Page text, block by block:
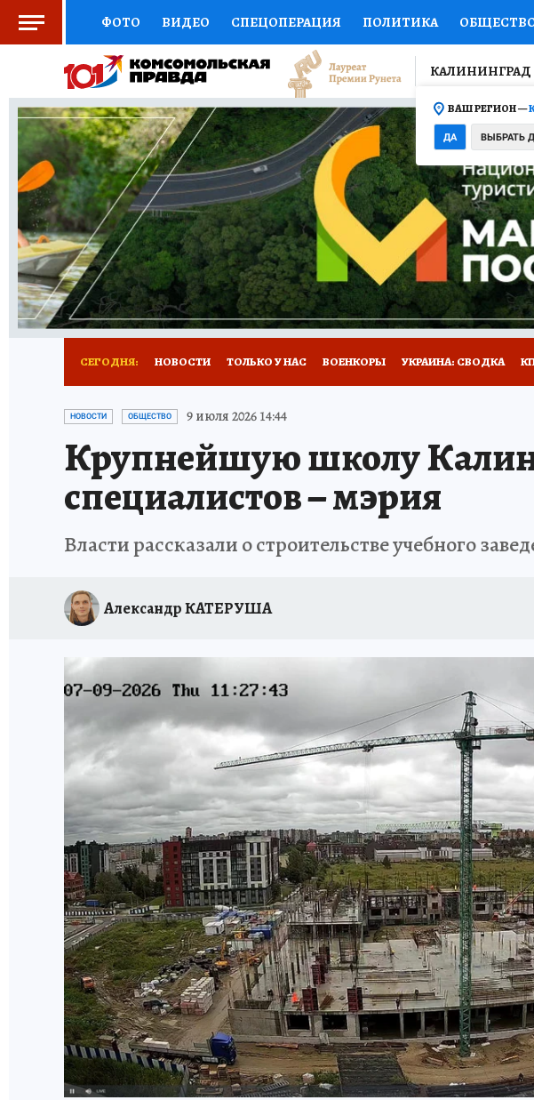
ФОТО ВИДЕО СПЕЦОПЕРАЦИЯ ПОЛИТИКА
СОЦПОДДЕРЖКА НАУКА СПОРТ КОЛУМНИСТЫ
ВЫБОР ЭКСПЕРТОВ ДОКТОР ФИНАНСЫ ОТКРЫВАЕМ
КНИЖНАЯ ПОЛКА ПРОГНОЗЫ НА СПОРТ ПРОМОКОДЫ
ПРЕСС-ЦЕНТР НЕДВИЖИМОСТЬ ТЕЛЕВИЗОР
РАДИО КП РЕКЛАМА ТЕСТЫ НОВОЕ НА САЙТЕ
КАЛИНИНГРАД
ВАШ РЕГИОН —
ДА ВЫБРАТЬ
СЕГОДНЯ: НОВОСТИ ТОЛЬКО У НАС ВОЕНКОРЫ УКРАИНА: СВОДКА
ИСПЫТАНО НА СЕБЕ
НОВОСТИ ОБЩЕСТВО 9 июля 2026 14:44
Крупнейшую школу
специалистов – мэрия
Власти рассказали о строительстве учебного
Александр КАТЕРУША